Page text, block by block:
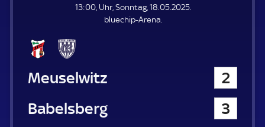
N
E
13:00, Uhr, Sonntag, 18.05.2025.
bluechip-Arena.
ZFC Meuselwitz
2
SV Babelsberg 03
3